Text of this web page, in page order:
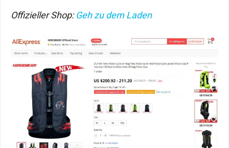
Offizieller Shop:Geh zu dem Laden